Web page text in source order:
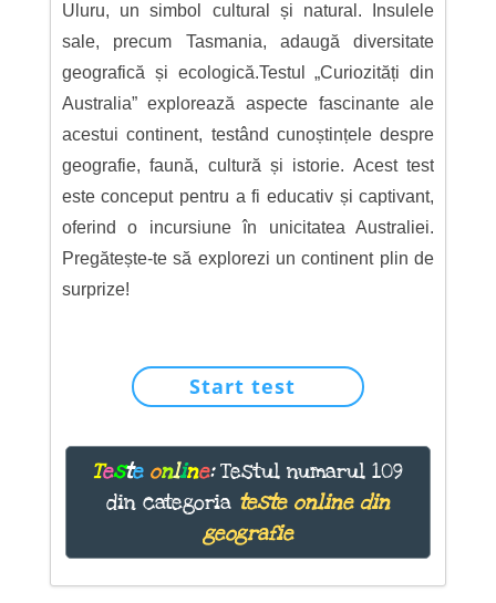
Uluru, un simbol cultural și natural. Insulele
sale, precum Tasmania, adaugă diversitate
geografică și ecologică.Testul „Curiozități din
Australia” explorează aspecte fascinante ale
acestui continent, testând cunoștințele despre
geografie, faună, cultură și istorie. Acest test
este conceput pentru a fi educativ și captivant,
oferind o incursiune în unicitatea Australiei.
Pregătește-te să explorezi un continent plin de
surprize!
Start test
Teste online:Testul numarul 109
din categoria teste online din
geografie